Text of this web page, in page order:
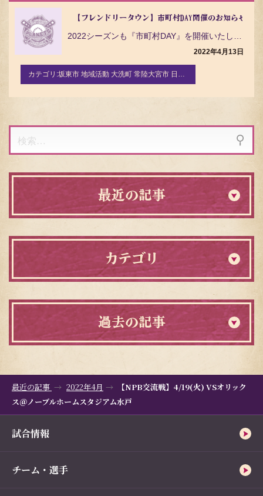
【フレンドリータウン】市町村DAY開催のお知らせ
2022シーズンも『市町村DAY』を開催いたします！ フレンドリータウン協定を締結する13市町村に『…
2022年4月13日
カテゴリ:坂東市 地域活動 大洗町 常陸大宮市 日立市 牛久市 神栖市 笠間市 美浦村 高萩市 龍ケ崎市 つくばみらい市 古河市 土浦市
索:
最近の記事
カテゴリ
過去の記事
最近の記事 2022年4月
【NPB交流戦】4/19(火) VSオリック
ス＠ノーブルホームスタジアム水戸
試合情報
チーム・選手